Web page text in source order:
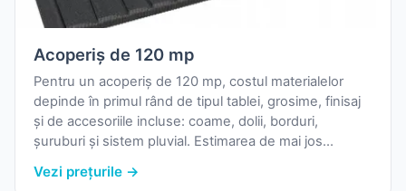
Acoperiș de 120 mp
Pentru un acoperiș de 120 mp, costul materialelor
depinde în primul rând de tipul tablei, grosime, finisaj
și de accesoriile incluse: coame, dolii, borduri,
șuruburi și sistem pluvial. Estimarea de mai jos
nostru și o marjă uzuală pentru pierderi la debitare.
Vezi prețurile →